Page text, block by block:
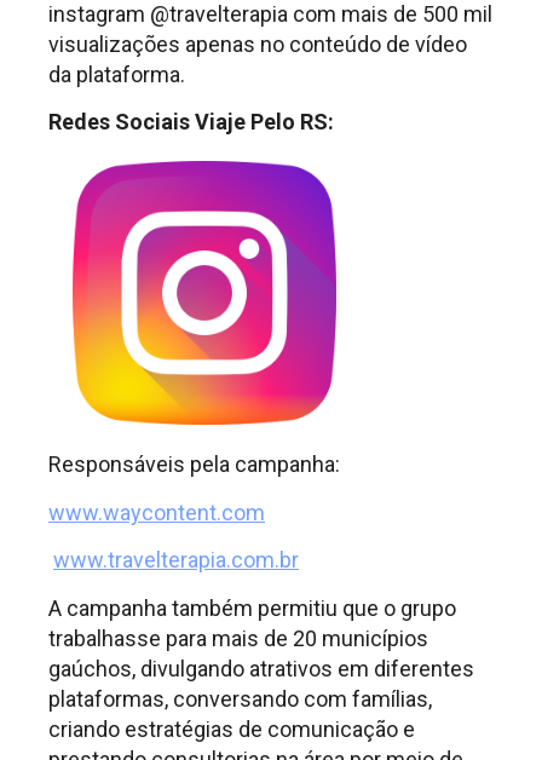
instagram @travelterapia com mais de 500 mil
visualizações apenas no conteúdo de vídeo
da plataforma.
Redes Sociais Viaje Pelo RS:
Responsáveis pela campanha:
www.waycontent.com
www.travelterapia.com.br
A campanha também permitiu que o grupo
trabalhasse para mais de 20 municípios
gaúchos, divulgando atrativos em diferentes
plataformas, conversando com famílias,
criando estratégias de comunicação e